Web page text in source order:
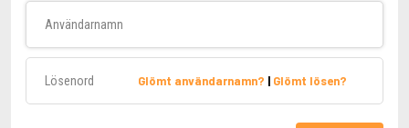
Glömt användarnamn? | Glömt lösen?